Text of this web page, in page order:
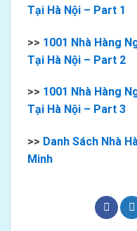
Tại Hà Nội – Part 1
>> 1001 Nhà Hàng
Tại Hà Nội – Part 2
>> 1001 Nhà Hàng
Tại Hà Nội – Part 3
>> Danh Sách Nhà
Minh